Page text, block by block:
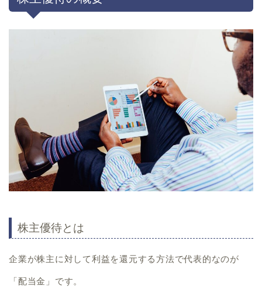
株主優待とは
企業が株主に対して利益を還元する方法で代表的なのが
「配当金」 です。